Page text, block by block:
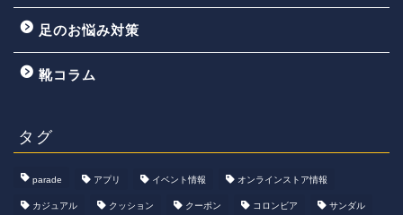
足のお悩み対策
靴コラム
タグ
parade アプリ イベント情報 オンラインストア情報
カジュアル クッション クーポン コロンビア サンダル